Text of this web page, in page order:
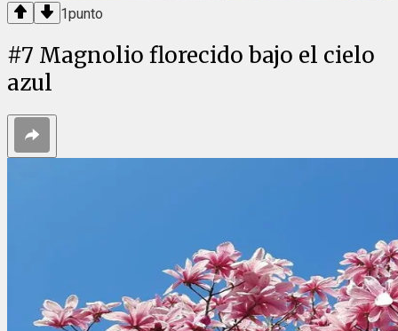
1punto
#7 Magnolio florecido bajo el cielo
azul